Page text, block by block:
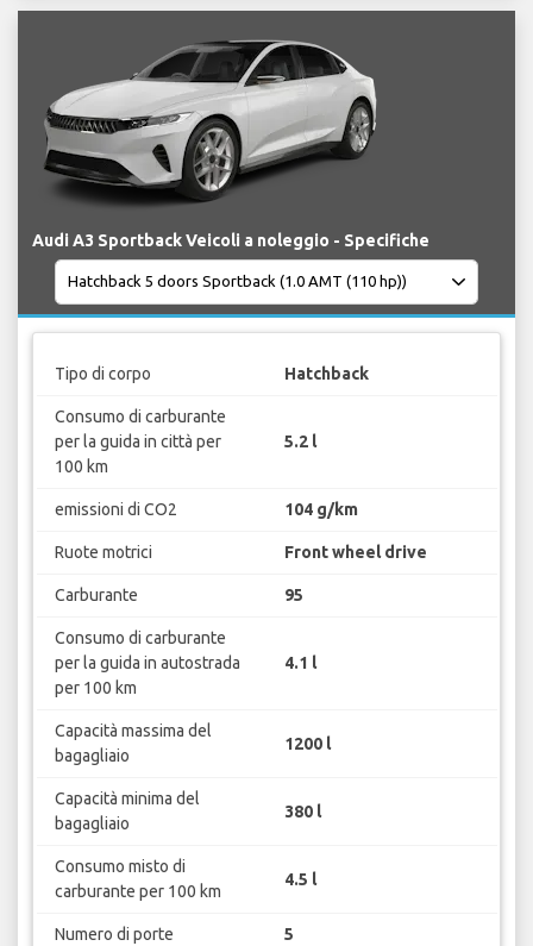
Audi A3 Sportback Veicoli a noleggio - Specifiche
Tipo di corpo Hatchback
Consumo di carburante
per la guida in città per
100 km
5.2 l
emissioni di CO2 104 g/km
Ruote motrici Front wheel drive
Carburante 95
Consumo di carburante
per la guida in autostrada
per 100 km
4.1 l
Capacità massima del
bagagliaio
1200 l
Capacità minima del
bagagliaio
380 l
Consumo misto di
carburante per 100 km
4.5 l
Numero di porte 5